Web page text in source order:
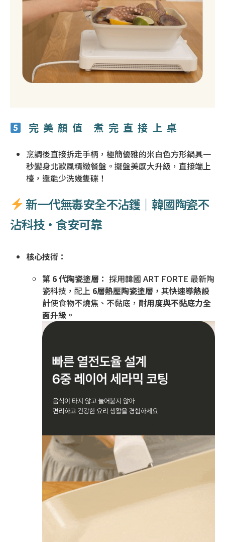
完美顏值 煮完直接上桌
烹調後直接拆走手柄，極簡優雅的米白色方形鍋具一
秒變身北歐風精緻餐盤。擺盤美感大升級，直接端上
檯，還能少洗幾隻碟！
新一代無毒安全不沾鑊｜韓國陶瓷不
沾科技・食安可靠
核心技術：
第 6 代陶瓷塗層： 採用韓國 ART FORTE 最新陶
瓷科技，配上 6層熱壓陶瓷塗層， 其快速導熱設
計使食物不燒焦、不黏底， 耐用度與不黏底力全
面升級。